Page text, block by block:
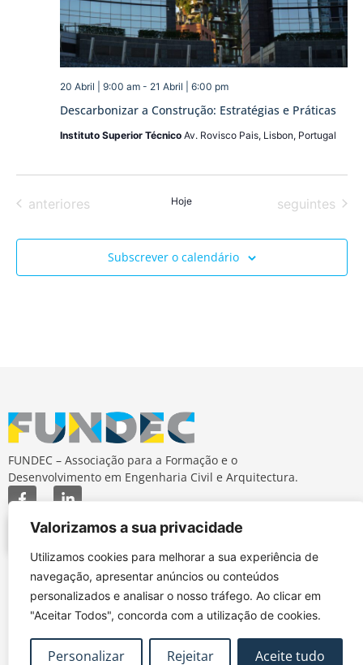
Valorizamos a sua privacidade
Utilizamos cookies para melhorar a sua experiência de
navegação, apresentar anúncios ou conteúdos
personalizados e analisar o nosso tráfego. Ao clicar em
"Aceitar Todos", concorda com a utilização de cookies.
Personalizar Rejeitar Aceite tudo
Descarbonizar a Construção: Estratégias e Práticas
20 Abril | 9:00 am- 21 Abril | 6:00 pm
Instituto Superior Técnico Av. Rovisco Pais, Lisbon, Portugal
Eventos
anteriores Hoje Eventos
seguintes
Subscrever o calendário
FUNDEC – Associação para a Formação e o
Desenvolvimento em Engenharia Civil e Arquitectura.
MAPA DO SITE
Subscrever Newsletter
Contactos
Google Maps
CONTACTOS
fundec@tecnico.ulisboa.pt
FUNDEC - IST - DECivil
Av. Rovisco Pais, 1049-